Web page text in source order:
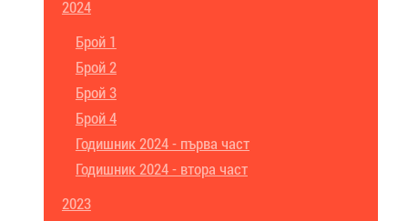
2024
Брой 1
Брой 2
Брой 3
Брой 4
Годишник 2024 - първа част
Годишник 2024 - втора част
2023